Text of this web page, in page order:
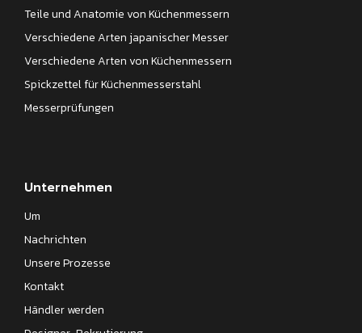
Teile und Anatomie von Küchenmessern
Verschiedene Arten japanischer Messer
Verschiedene Arten von Küchenmessern
Spickzettel für Küchenmesserstahl
Messerprüfungen
Unternehmen
Um
Nachrichten
Unsere Prozesse
Kontakt
Händler werden